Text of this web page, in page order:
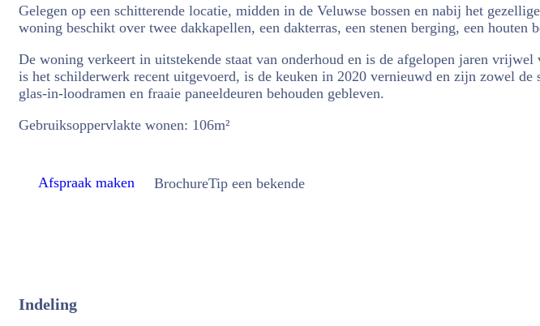
Gelegen op een schitterende locatie, midden in de Veluwse bossen en nabij het
woning beschikt over twee dakkapellen, een dakterras, een stenen berging, een houten
De woning verkeert in uitstekende staat van onderhoud en is de afgelopen jaren
is het schilderwerk recent uitgevoerd, is de keuken in 2020 vernieuwd en zijn zowel
glas-in-loodramen en fraaie paneeldeuren behouden gebleven.
Gebruiksoppervlakte wonen: 106m²
Afspraak maken BrochureTip een bekende
Indeling